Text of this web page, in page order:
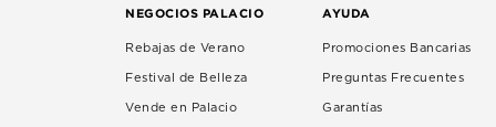
NEGOCIOS PALACIO
Rebajas de Verano
Festival de Belleza
Vende en Palacio
AYUDA
Promociones Bancarias
Preguntas Frecuentes
Garantías